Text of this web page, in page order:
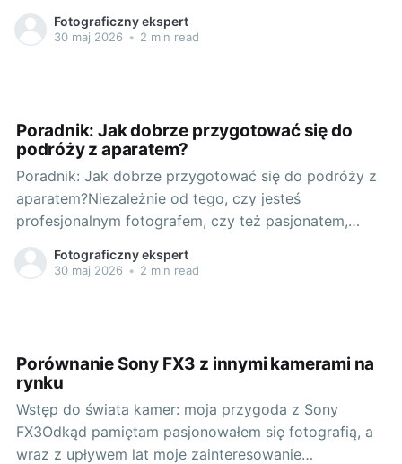
odpowiedź na pytanie - który aparat wybrać?
Możliwości jest wiele, jednak warto rozpocząć
Fotograficzny ekspert
30 maj 2026 • 2 min read
Poradnik: Jak dobrze przygotować się do
podróży z aparatem?
Poradnik: Jak dobrze przygotować się do podróży z
aparatem?Niezależnie od tego, czy jesteś
profesjonalnym fotografem, czy też pasjonatem,
który uwielbia dokumentować swoje podróże, pewne
jest jedno - właściwe przygotowanie jest kluczem do
Fotograficzny ekspert
30 maj 2026 • 2 min read
Porównanie Sony FX3 z innymi kamerami na
rynku
Wstęp do świata kamer: moja przygoda z Sony
FX3Odkąd pamiętam pasjonowałem się fotografią, a
wraz z upływem lat moje zainteresowanie